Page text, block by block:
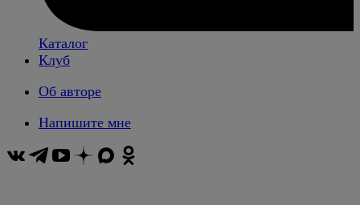
Каталог
Клуб
Об авторе
Напишите мне